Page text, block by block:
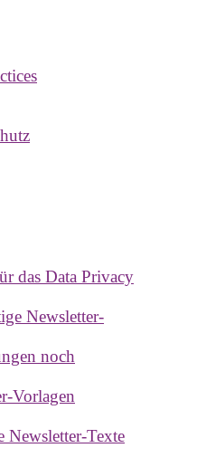
das Data Privacy
Newsletter-
noch
Vorlagen
Newsletter-Texte